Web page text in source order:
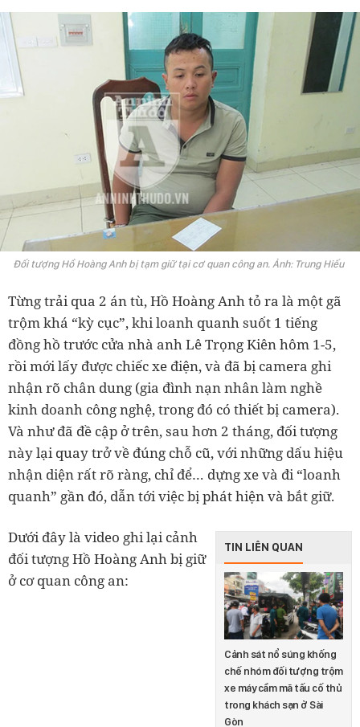
Đối tượng Hồ Hoàng Anh bị tạm giữ tại cơ quan công an. Ảnh: Trung Hiếu
Từng trải qua 2 án tù, Hồ Hoàng Anh tỏ ra là một gã
trộm khá “kỳ cục”, khi loanh quanh suốt 1 tiếng
đồng hồ trước cửa nhà anh Lê Trọng Kiên hôm 1-5,
rồi mới lấy được chiếc xe điện, và đã bị camera ghi
nhận rõ chân dung (gia đình nạn nhân làm nghề
kinh doanh công nghệ, trong đó có thiết bị camera).
Và như đã đề cập ở trên, sau hơn 2 tháng, đối tượng
này lại quay trở về đúng chỗ cũ, với những dấu hiệu
nhận diện rất rõ ràng, chỉ để… dựng xe và đi “loanh
quanh” gần đó, dẫn tới việc bị phát hiện và bắt giữ.
TIN LIÊN QUAN
Cảnh sát nổ súng khống
chế nhóm đối tượng trộm
xe máy cầm mã tấu cố thủ
trong khách sạn ở Sài
Gòn
Dưới đây là video ghi lại cảnh
đối tượng Hồ Hoàng Anh bị giữ
ở cơ quan công an: